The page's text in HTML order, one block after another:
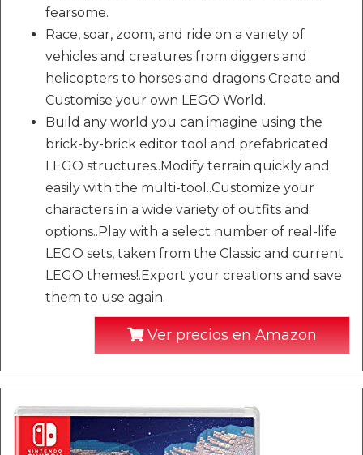
fearsome.
Race, soar, zoom, and ride on a variety of
vehicles and creatures from diggers and
helicopters to horses and dragons Create and
Customise your own LEGO World.
Build any world you can imagine using the
brick-by-brick editor tool and prefabricated
LEGO structures..Modify terrain quickly and
easily with the multi-tool..Customize your
characters in a wide variety of outfits and
options..Play with a select number of real-life
LEGO sets, taken from the Classic and current
LEGO themes!.Export your creations and save
them to use again.
Ver precios en Amazon